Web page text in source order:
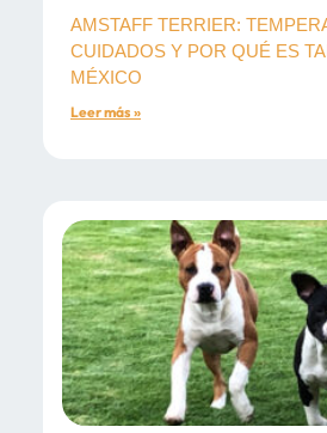
AMSTAFF TERRIER:
CUIDADOS Y POR QUÉ ES
MÉXICO
Leer más »